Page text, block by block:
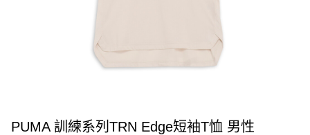
PUMA 訓練系列TRN Edge短袖T恤 男性